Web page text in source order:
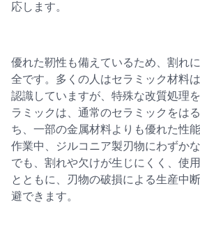
応します。
優れた靭性も備えているため、割れ
全です。多くの人はセラミック材料
認識していますが、特殊な改質処理
ラミックは、通常のセラミックをは
ち、一部の金属材料よりも優れた性
作業中、ジルコニア製刃物にわずか
でも、割れや欠けが生じにくく、使
とともに、刃物の破損による生産中
避できます。